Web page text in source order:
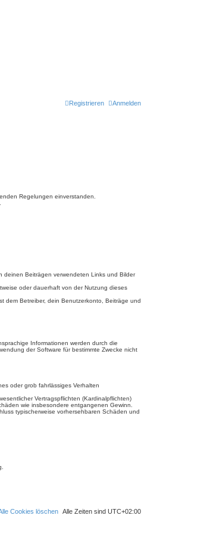
Anmelden
Registrieren
Regelungen einverstanden.
deinen Beiträgen verwendeten Links und Bilder
oder dauerhaft von der Nutzung dieses
dem Betreiber, dein Benutzerkonto, Beiträge und
Informationen werden durch die
der Software für bestimmte Zwecke nicht
oder grob fahrlässiges Verhalten
Vertragspflichten (Kardinalpflichten)
wie insbesondere entgangenen Gewinn.
typischerweise vorhersehbaren Schäden und
Alle Zeiten sind UTC+02:00
Cookies löschen